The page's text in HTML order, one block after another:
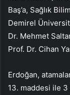
Baş’a, Sağlık
Demirel
Dr. Mehmet
Prof. Dr. Cihan
Erdoğan,
13. maddesi ile 3